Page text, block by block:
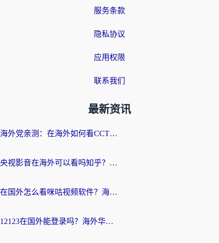
服务条款
隐私协议
应用权限
联系我们
最新资讯
海外党亲测：在海外如何看CCTV？告别“仅限大陆播放”的实用指南
央视影音在海外可以看吗知乎？留学生亲测：3步解决地域限制+追剧自由
在国外怎么看咪咕视频软件？海外党亲测有效的回国加速方案
12123在国外能登录吗？海外华人必看的回国加速实用指南